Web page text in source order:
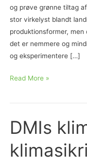
og prøve grønne tiltag
stor virkelyst blandt
produktionsformer,
det er nemmere og
og eksperimentere […]
Regen
lancerer
Accelerator-
for
Read More »
DMIs